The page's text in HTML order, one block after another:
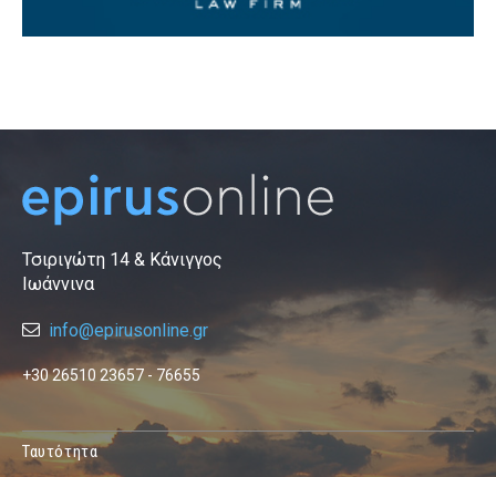
Τσιριγώτη 14 & Κάνιγγος
Ιωάννινα
info@epirusonline.gr
+30 26510 23657 - 76655
Ταυτότητα